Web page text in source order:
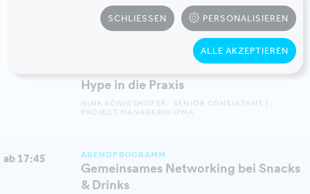
KAMINGESPRÄCHE
Kamingespräch by M.O.O.CON:
(Digitale) Transformation im Facility
Management am Limit? Vom Theorie-
Hype in die Praxis
NINA KÖNIGSHOFER, SENIOR CONSULTANT |
PROJECT MANAGERIN IPMA
ab 17:45 ABENDPROGRAMM
Gemeinsames Networking bei Snacks
& Drinks
SCHLIESSEN PERSONALISIEREN
ALLE AKZEPTIEREN